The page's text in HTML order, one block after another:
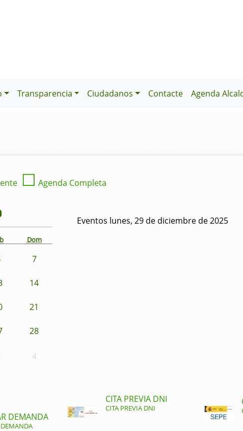
Transparencia Ciudadanos Contacte Agenda
☐ Agenda Completa
Dom
7
14
21
28
4
Eventos lunes, 29 de diciembre de 2025
DEMANDA
CITA PREVIA DNI
CITA PREVIA DNI